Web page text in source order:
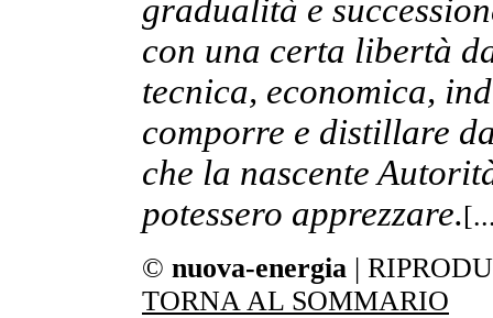
gradualità e
con una certa libertà
tecnica, economica,
comporre e distillare
che la nascente
potessero apprezzare.
© nuova-energia |
TORNA AL SOMMARIO